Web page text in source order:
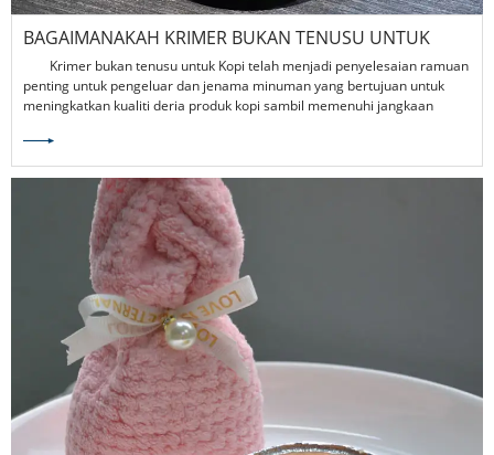
BAGAIMANAKAH KRIMER BUKAN TENUSU UNTUK
KOPI DAPAT MENINGKATKAN INOVASI MINUMAN
MODEN?
Krimer bukan tenusu untuk Kopi telah menjadi penyelesaian ramuan
penting untuk pengeluar dan jenama minuman yang bertujuan untuk
meningkatkan kualiti deria produk kopi sambil memenuhi jangkaan
rasa mulut berkrim, rasa seimbang dan keserasian yang sangat baik
dengan aplikasi kopi yang berbeza.